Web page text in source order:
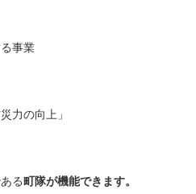
事業
力の向上」
る町隊が機能できます。